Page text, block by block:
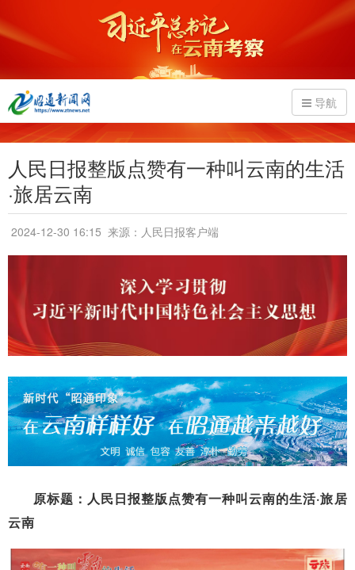
导航
人民日报整版点赞有一种叫云南的生活
·旅居云南
2024-12-30 16:15 来源：人民日报客户端
原标题：人民日报整版点赞有一种叫云南的生活·旅居
云南